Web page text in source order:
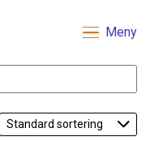
Meny